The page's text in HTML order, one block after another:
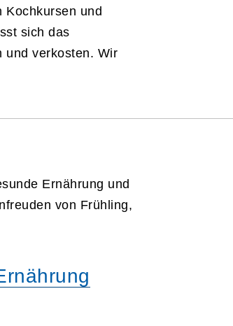
Kochkursen und
sich das
und verkosten. Wir
Ernährung und
von Frühling,